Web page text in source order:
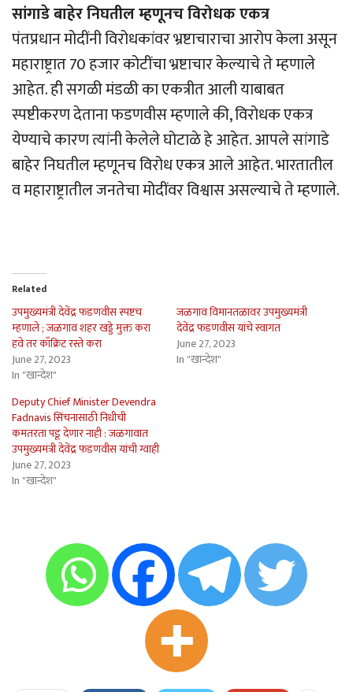
सांगाडे बाहेर निघतील म्हणूनच विरोधक एकत्र
पंतप्रधान मोदींनी विरोधकांवर भ्रष्टाचाराचा आरोप केला असून
महाराष्ट्रात 70 हजार कोटींचा भ्रष्टाचार केल्याचे ते म्हणाले
आहेत. ही सगळी मंडळी का एकत्रीत आली याबाबत
स्पष्टीकरण देताना फडणवीस म्हणाले की, विरोधक एकत्र
येण्याचे कारण त्यांनी केलेले घोटाळे हे आहेत. आपले सांगाडे
बाहेर निघतील म्हणूनच विरोध एकत्र आले आहेत. भारतातील
व महाराष्ट्रातील जनतेचा मोदींवर विश्वास असल्याचे ते म्हणाले.
Related
उपमुख्यमंत्री देवेंद्र फडणवीस स्पष्टच
म्हणाले ; जळगाव शहर खड्डे मुक्त करा
हवे तर काँक्रिट रस्ते करा
June 27, 2023
In "खान्देश"
जळगाव विमानतळावर उपमुख्यमंत्री
देवेंद्र फडणवीस यांचे स्वागत
June 27, 2023
In "खान्देश"
Deputy Chief Minister Devendra
Fadnavis सिंचनासाठी निधीची
कमतरता पडू देणार नाही : जळगावात
उपमुख्यमंत्री देवेंद्र फडणवीस यांची ग्वाही
June 27, 2023
In "खान्देश"